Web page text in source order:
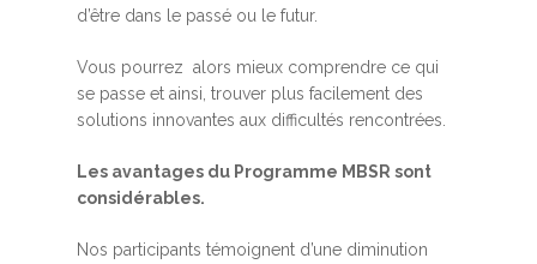
d’être dans le passé ou le futur.
Vous pourrez alors mieux comprendre ce qui
se passe et ainsi, trouver plus facilement des
solutions innovantes aux difficultés rencontrées.
Les avantages du Programme MBSR sont
considérables.
Nos participants témoignent d’une diminution